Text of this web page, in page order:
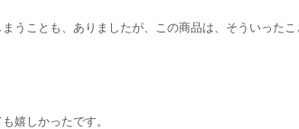
うことも、ありましたが、この商品は、そういったこ
嬉しかったです。